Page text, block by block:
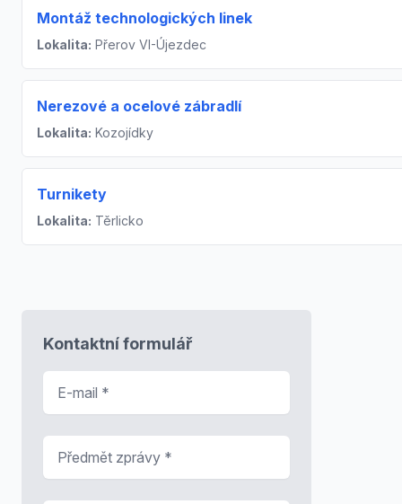
Montáž technologických linek
Lokalita: Přerov VI-Újezdec
Nerezové a ocelové zábradlí
Lokalita: Kozojídky
Turnikety
Lokalita: Těrlicko
Kontaktní formulář